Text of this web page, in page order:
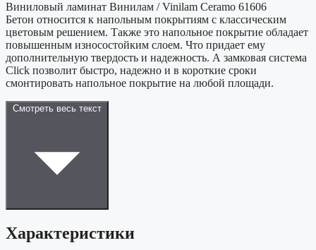
Виниловый ламинат Винилам / Vinilam Ceramo 61606
Бетон относится к напольным покрытиям с классическим
цветовым решением. Также это напольное покрытие обладает
повышенным износостойким слоем. Что придает ему
дополнительную твердость и надежность. А замковая система
Click позволит быстро, надежно и в короткие сроки
смонтировать напольное покрытие на любой площади.
Смотреть весь текст
Характеристики